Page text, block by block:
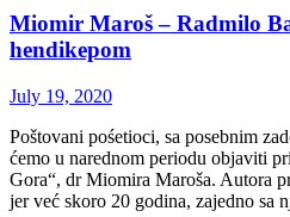
Miomir Maroš – Radmilo
hendikepom
July 19, 2020
Poštovani pośetioci, sa posebnim
ćemo u narednom periodu objaviti
Gora“, dr Miomira Maroša. Autora
jer već skoro 20 godina, zajedno sa